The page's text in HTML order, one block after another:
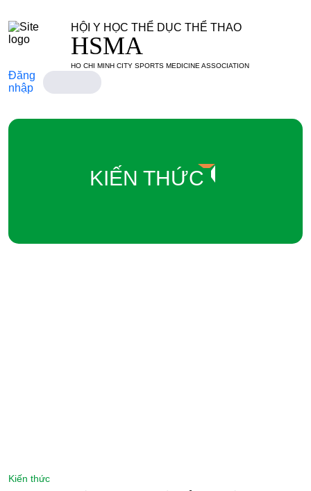
HỘI Y HỌC THỂ DỤC THỂ THAO
HSMA
HO CHI MINH CITY SPORTS MEDICINE ASSOCIATION
Đăng
nhập
KIẾN THỨC
kiến thức